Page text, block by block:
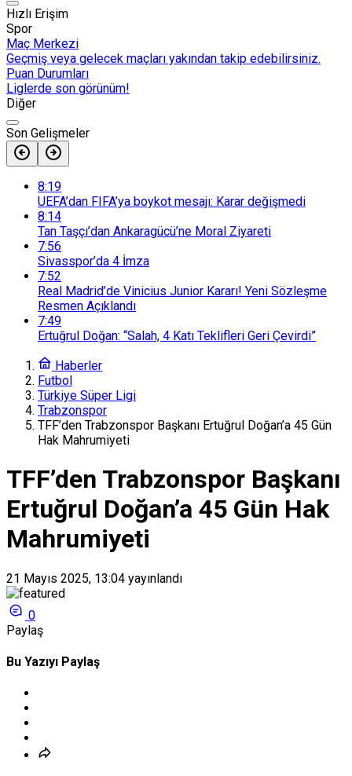
Hızlı Erişim
Spor
Maç Merkezi
Geçmiş veya gelecek maçları yakından takip edebilirsiniz.
Puan Durumları
Liglerde son görünüm!
Diğer
Son Gelişmeler
8:19
UEFA’dan FIFA’ya boykot mesajı: Karar değişmedi
8:14
Tan Taşçı’dan Ankaragücü’ne Moral Ziyareti
7:56
Sivasspor’da 4 İmza
7:52
Real Madrid’de Vinicius Junior Kararı! Yeni Sözleşme
Resmen Açıklandı
7:49
Ertuğrul Doğan: “Salah, 4 Katı Teklifleri Geri Çevirdi”
Haberler
Futbol
Türkiye Süper Ligi
Trabzonspor
TFF’den Trabzonspor Başkanı Ertuğrul Doğan’a 45 Gün
Hak Mahrumiyeti
TFF’den Trabzonspor Başkanı
Ertuğrul Doğan’a 45 Gün Hak
Mahrumiyeti
21 Mayıs 2025, 13:04 yayınlandı
0
Paylaş
Bu Yazıyı Paylaş